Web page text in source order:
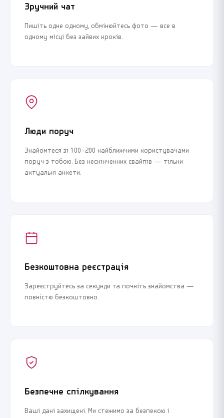
Зручний чат
Пишіть одне одному, обмінюйтесь фото — все в
одному місці без зайвих кроків.
Люди поруч
Знайомтеся зі 100–200 найближчими користувачами
поруч з тобою. Без нескінченних свайпів — тільки
актуальні анкети.
Безкоштовна реєстрація
Зареєструйтесь за секунди та почніть знайомства —
повністю безкоштовно.
Безпечне спілкування
Ваші дані захищені. Ми стежимо за безпекою і